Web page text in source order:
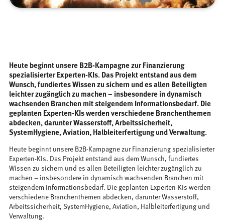
Heute beginnt unsere B2B-Kampagne zur Finanzierung
spezialisierter Experten-KIs. Das Projekt entstand aus dem
Wunsch, fundiertes Wissen zu sichern und es allen Beteiligten
leichter zugänglich zu machen – insbesondere in dynamisch
wachsenden Branchen mit steigendem Informationsbedarf. Die
geplanten Experten-KIs werden verschiedene Branchenthemen
abdecken, darunter Wasserstoff, Arbeitssicherheit,
SystemHygiene, Aviation, Halbleiterfertigung und Verwaltung.
Heute beginnt unsere B2B-Kampagne zur Finanzierung spezialisierter
Experten-KIs. Das Projekt entstand aus dem Wunsch, fundiertes
Wissen zu sichern und es allen Beteiligten leichter zugänglich zu
machen – insbesondere in dynamisch wachsenden Branchen mit
steigendem Informationsbedarf. Die geplanten Experten-KIs werden
verschiedene Branchenthemen abdecken, darunter Wasserstoff,
Arbeitssicherheit, SystemHygiene, Aviation, Halbleiterfertigung und
Verwaltung.